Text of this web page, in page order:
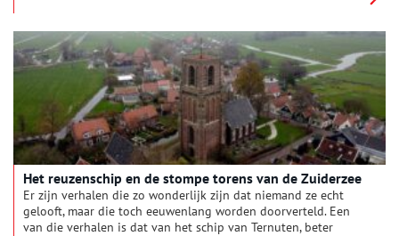
gebeurd waar dit rolpaard ooit bij hoorde?
Het reuzenschip en de stompe torens van de Zuiderzee
Er zijn verhalen die zo wonderlijk zijn dat niemand ze echt
gelooft, maar die toch eeuwenlang worden doorverteld. Een
van die verhalen is dat van het schip van Ternuten, beter